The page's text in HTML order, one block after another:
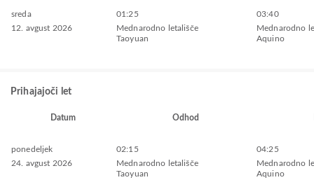
sreda
12. avgust 2026
01:25
Mednarodno letališče
Taoyuan
03:40
Mednarodno
Aquino
Prihajajoči let
Datum Odhod
ponedeljek
24. avgust 2026
02:15
Mednarodno letališče
Taoyuan
04:25
Mednarodno
Aquino